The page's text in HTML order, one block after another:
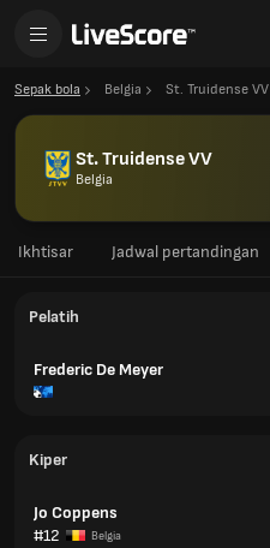
Sepak bola Belgia St. Truidense VV
St. Truidense VV
Belgia
Ikhtisar Jadwal pertandingan
Pelatih
Frederic De Meyer
Kiper
Jo Coppens
#12
Belgia